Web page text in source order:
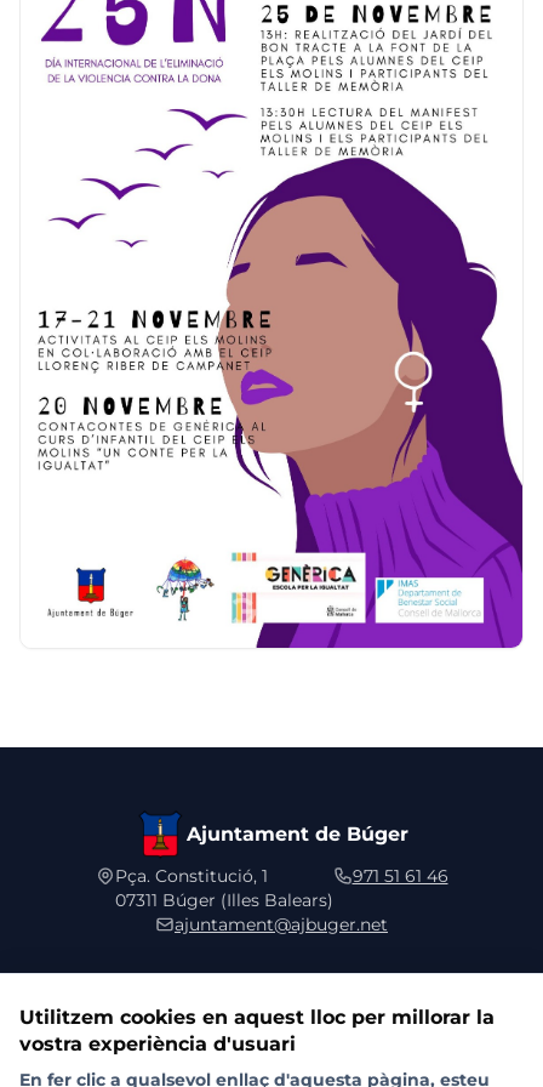
Ajuntament de Búger
Pça. Constitució, 1
07311 Búger (Illes Balears)
971 51 61 46
ajuntament@ajbuger.net
Segueix-nos a les xarxes socials
Utilitzem cookies en aquest lloc per millorar la
vostra experiència d'usuari
En fer clic a qualsevol enllaç d'aquesta pàgina, esteu